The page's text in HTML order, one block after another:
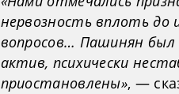
нервозность вплоть до
вопросов… Пашинян был
актив, психически
приостановлены», —